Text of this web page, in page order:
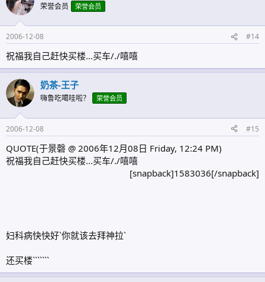
荣誉会员 荣誉会员
2006-12-08 #14
祝福我自己赶快买楼...买车/./嘻嘻
奶茶-王子
嗨鲁吃噶哇啦？ 荣誉会员
2006-12-08 #15
QUOTE(于景磬 @ 2006年12月08日 Friday, 12:24 PM)
祝福我自己赶快买楼...买车/./嘻嘻
[snapback]1583036[/snapback]​
妇科病快快好`你就该去拜神拉`
还买楼```````